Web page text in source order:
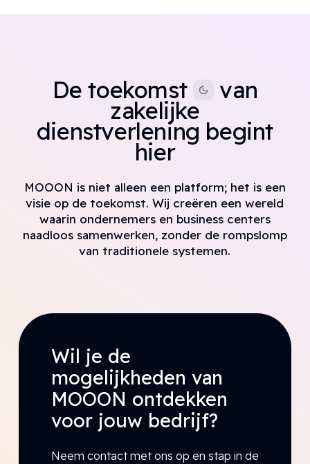
De toekomst van
zakelijke
dienstverlening begint
hier
MOOON is niet alleen een platform; het is een
visie op de toekomst. Wij creëren een wereld
waarin ondernemers en business centers
naadloos samenwerken, zonder de rompslomp
van traditionele systemen.
Wil je de
mogelijkheden van
MOOON ontdekken
voor jouw bedrijf?
Neem contact met ons op en stap in de